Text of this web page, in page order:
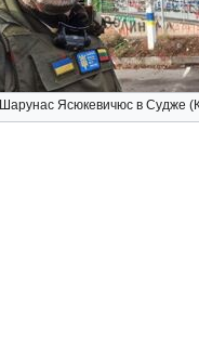
Шарунас Ясюкевичюс в Судже